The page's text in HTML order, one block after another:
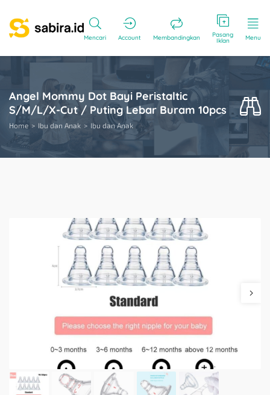
Mencari Account Membandingkan Pasang
Iklan Menu
Angel Mommy Dot Bayi Peristaltic
S/M/L/X-Cut / Puting Lebar Buram 10pcs
Home Ibu dan Anak Ibu dan Anak